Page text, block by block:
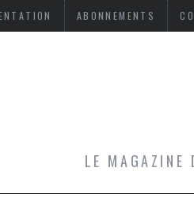
ABONNEMENTS
LE MAGAZINE